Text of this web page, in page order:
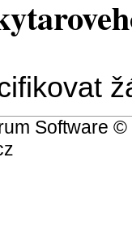
Software ©